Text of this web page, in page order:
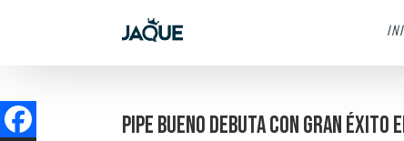
PIPE BUENO DEBUTA CON GRAN ÉXITO